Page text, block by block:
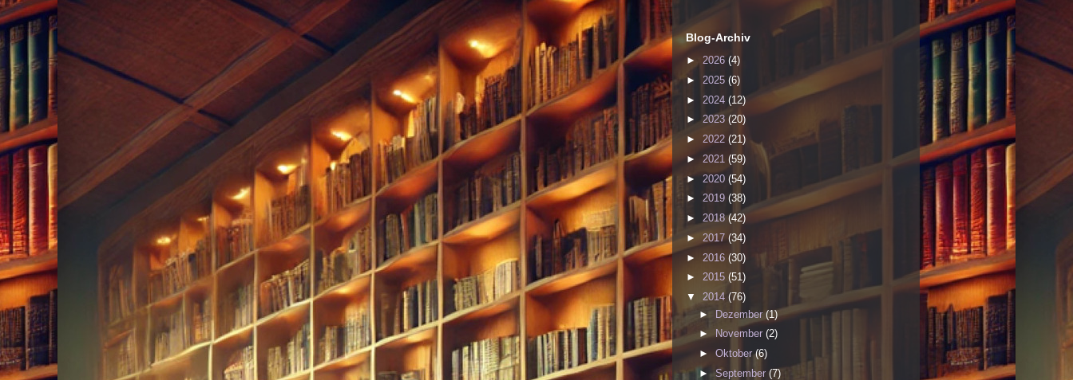
Blog-Archiv
► 2026 (4)
► 2025 (6)
► 2024 (12)
► 2023 (20)
► 2022 (21)
► 2021 (59)
► 2020 (54)
► 2019 (38)
► 2018(42)
► 2017 (34)
► 2016 (30)
► 2015 (51)
▼ 2014 (76)
► Dezember (1)
►
November (2)
► Oktober(6)
► September (7)